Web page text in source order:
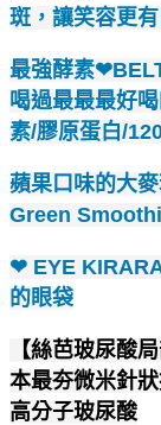
斑，讓笑容更
最強酵素
喝過最最最好
素/膠原蛋白/
蘋果口味的大
Green
❤ EYE
的眼袋
【絲芭玻尿酸
本最夯微米針
高分子玻尿酸